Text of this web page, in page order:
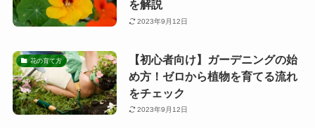
を解説
2023年9月12日
花の育て方
【初心者向け】ガーデニングの始
め方！ゼロから植物を育てる流れ
をチェック
2023年9月12日